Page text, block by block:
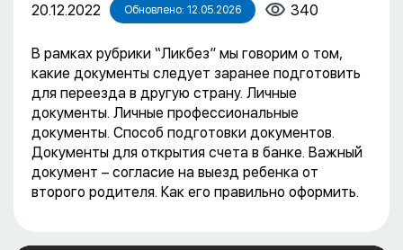
20.12.2022 Обновлено: 12.05.2026 340
В рамках рубрики “Ликбез” мы говорим о том,
какие документы следует заранее подготовить
для переезда в другую страну. Личные
документы. Личные профессиональные
документы. Способ подготовки документов.
Документы для открытия счета в банке. Важный
документ – согласие на выезд ребенка от
второго родителя. Как его правильно оформить.